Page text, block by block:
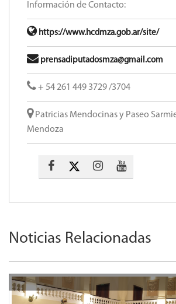
Información de Contacto:
https://www.hcdmza.gob.ar/site/
prensadiputadosmza@gmail.com
+ 54 261 449 3729 /3704
Patricias Mendocinas y Paseo
Mendoza
Noticias Relacionadas